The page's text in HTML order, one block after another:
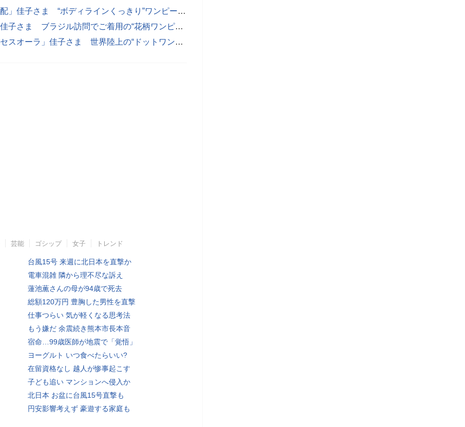
【写真あり】「助言しない環境が心配」佳子さま “ボディラインくっきり”ワンピースが賛否…識者が指摘した“周囲”への懸念
【写真あり】「問い合わせが殺到」佳子さま ブラジル訪問でご着用の“花柄ワンピース”が絶賛の嵐！販売元が明かした「驚異の反響」
【写真あり】「とんでもないプリンセスオーラ」佳子さま 世界陸上の“ドットワンピース”姿が大絶賛！悠仁さまとのご公務に「希望を感じる」の声も
芸能 ゴシップ 女子 トレンド
台風15号 来週に北日本を直撃か
電車混雑 隣から理不尽な訴え
蓮池薫さんの母が94歳で死去
総額120万円 豊胸した男性を直撃
仕事つらい 気が軽くなる思考法
もう嫌だ 余震続き熊本市長本音
宿命…99歳医師が地震で「覚悟」
ヨーグルト いつ食べたらいい?
在留資格なし 越人が惨事起こす
子ども追い マンションへ侵入か
北日本 お盆に台風15号直撃も
円安影響考えず 豪遊する家庭も